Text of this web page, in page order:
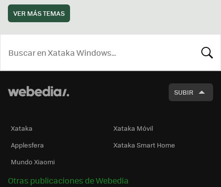
VER MÁS TEMAS
SUBIR
Xataka
Xataka Móvil
Applesfera
Xataka Smart Home
Mundo Xiaomi
Otras publicaciones de Webedia